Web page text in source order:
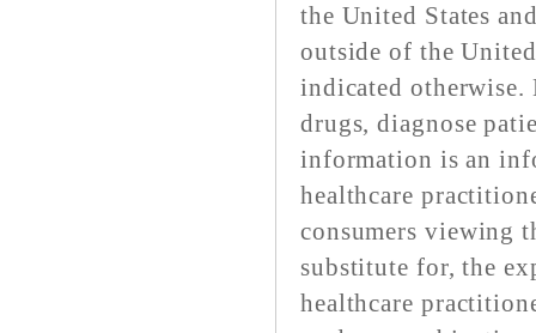
the United States
outside of the
indicated
drugs, diagnose
information is an
healthcare
consumers viewing
substitute for, the
healthcare